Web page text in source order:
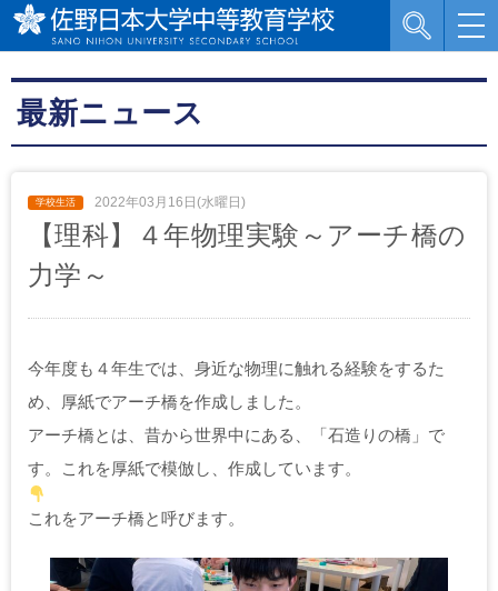
最新ニュース
2022年03月16日(水曜日)
【理科】４年物理実験～アーチ橋の
力学～
今年度も４年生では、身近な物理に触れる経験をするた
め、厚紙でアーチ橋を作成しました。
アーチ橋とは、昔から世界中にある、「石造りの橋」で
す。これを厚紙で模倣し、作成しています。
これをアーチ橋と呼びます。